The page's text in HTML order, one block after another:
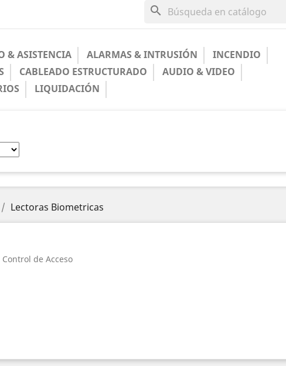
search
& ASISTENCIA ALARMAS & INTRUSIÓN
INCENDIO
CABLEADO ESTRUCTURADO
AUDIO & VIDEO
LIQUIDACIÓN
Lectoras Biometricas
de Acceso